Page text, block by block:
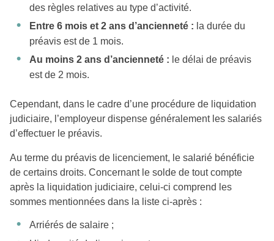
des règles relatives au type d’activité.
Entre 6 mois et 2 ans d’ancienneté : la durée du
préavis est de 1 mois.
Au moins 2 ans d’ancienneté : le délai de préavis
est de 2 mois.
Cependant, dans le cadre d’une procédure de liquidation
judiciaire, l’employeur dispense généralement les salariés
d’effectuer le préavis.
Au terme du préavis de licenciement, le salarié bénéficie
de certains droits. Concernant le solde de tout compte
après la liquidation judiciaire, celui-ci comprend les
sommes mentionnées dans la liste ci-après :
Arriérés de salaire ;